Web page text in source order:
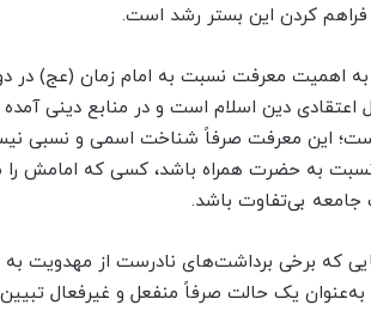
فراهم کردن این بستر رشد است.
به اهمیت معرفت نسبت به امام زمان (عج) در
دین اسلام است و در منابع دینی
این معرفت صرفاً شناخت اسمی و نسبی
به حضرت همراه باشد، کسی که امامش را
جامعه بی‌تفاوت باشد.
که برخی برداشت‌های نادرست از مهدویت به
به‌عنوان یک حالت صرفاً منفعل و غیرفعال